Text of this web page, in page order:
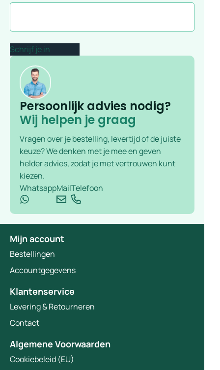
Persoonlijk advies nodig?
Wij helpen je graag
Vragen over je bestelling, levertijd of de juiste
keuze? We denken met je mee en geven
helder advies, zodat je met vertrouwen kunt
kiezen.
WhatsappMailTelefoon
Mijn account
Bestellingen
Accountgegevens
Klantenservice
Levering & Retourneren
Contact
Algemene Voorwaarden
Cookiebeleid (EU)